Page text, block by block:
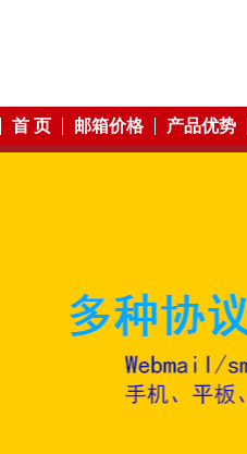
首 页 邮箱价格 产品优势